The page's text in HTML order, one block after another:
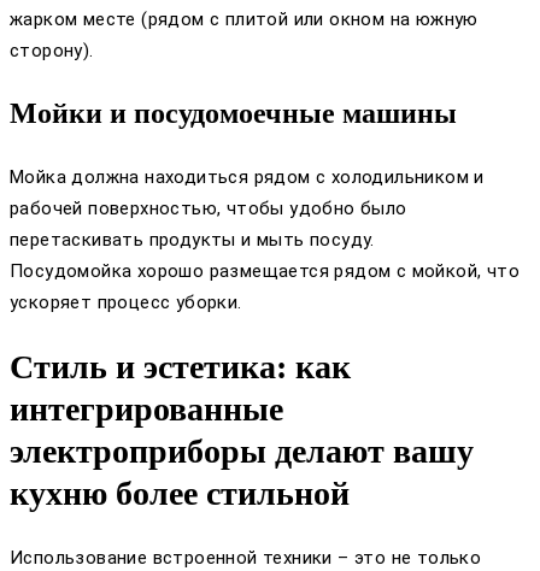
жарком месте (рядом с плитой или окном на южную
сторону).
Мойки и посудомоечные машины
Мойка должна находиться рядом с холодильником и
рабочей поверхностью, чтобы удобно было
перетаскивать продукты и мыть посуду.
Посудомойка хорошо размещается рядом с мойкой, что
ускоряет процесс уборки.
Стиль и эстетика: как
интегрированные
электроприборы делают вашу
кухню более стильной
Использование встроенной техники – это не только